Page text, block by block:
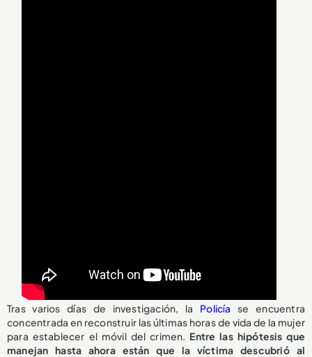
Tras varios días de investigación, la Policía se encuentra
concentrada en reconstruir las últimas horas de vida de la mujer
para establecer el móvil del crimen. Entre las hipótesis que
manejan hasta ahora están que la víctima descubrió al